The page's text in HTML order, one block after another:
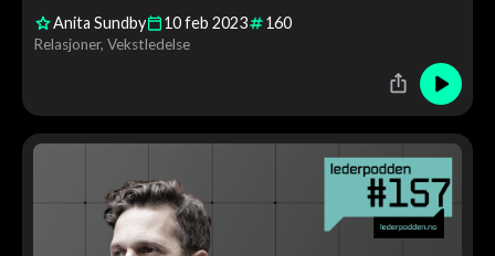
Anita Sundby 10feb 2023 160
Relasjoner Vekstledelse